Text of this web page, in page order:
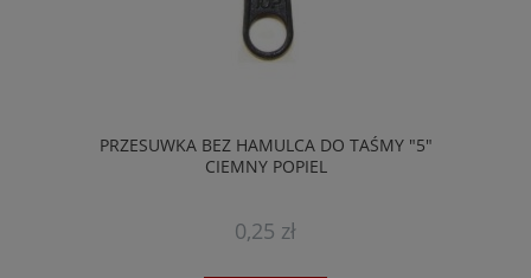
PRZESUWKA BEZ HAMULCA DO TAŚMY "5"
CIEMNY POPIEL
0,25 zł